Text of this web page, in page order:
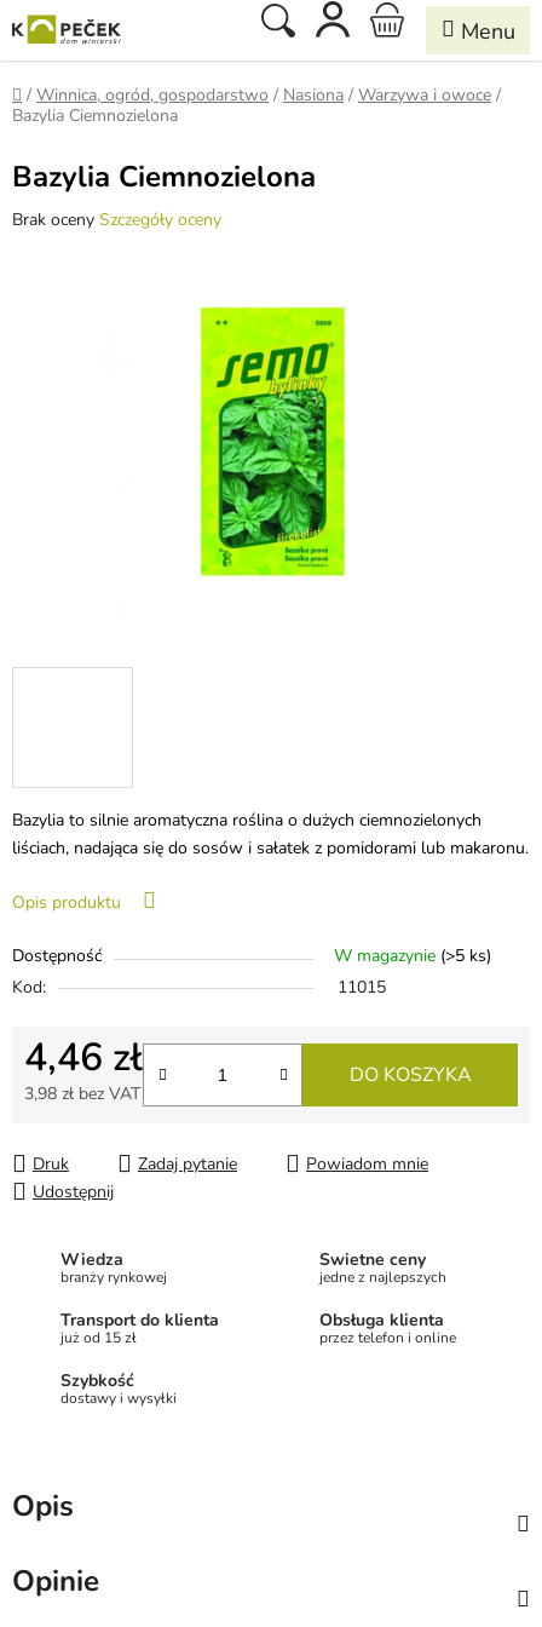
do
treści
Szukaj KOSZYK
Home
/ Winnica, ogród, gospodarstwo / Nasiona / Warzywa i owoce /
Bazylia Ciemnozielona
Bazylia to silnie aromatyczna roślina o dużych ciemnozielonych
liściach, nadająca się do sosów i sałatek z pomidorami lub makaronu.
Opis produktu
Dostępność W magazynie (>5 ks)
Kod:
11015
4,46 zł
3,98 zł bez VAT
DO KOSZYKA
Druk Zadaj pytanie
Powiadom mnie
Udostępnij
Bazylia Ciemnozielona
Średnia
Brak oceny Szczegóły oceny
Wiedza
branży rynkowej
Świetne ceny
jedne z najlepszych
Transport do klienta
już od 15 zł
Obsługa klienta
przez telefon i online
Szybkość
dostawy i wysyłki
Opis
Opinie